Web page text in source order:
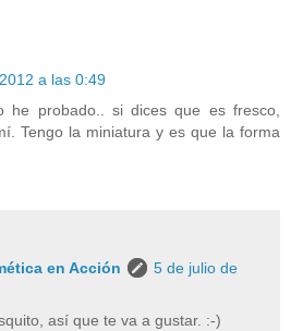
a las 0:49
he probado.. si dices que es fresco,
Tengo la miniatura y es que la forma
en Acción
5 de julio de
así que te va a gustar. :-)